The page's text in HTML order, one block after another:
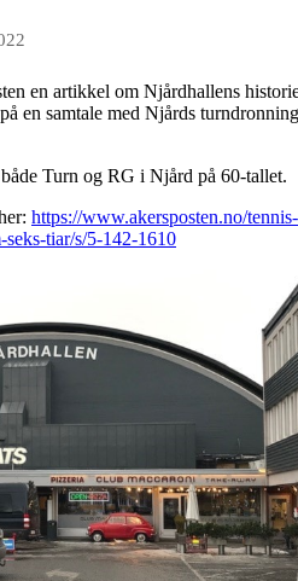
en artikkel om Njårdhallens
en samtale med Njårds
Turn og RG i Njård på 60-tallet.
https://www.akersposten.no/tennis-
tiar/s/5-142-1610